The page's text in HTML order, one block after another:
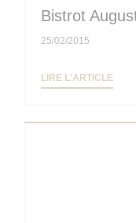
Bistrot
25/02/2015
LIRE L'ARTICLE